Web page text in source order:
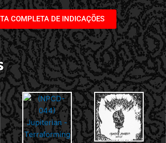
COMPLETA DE INDICAÇÕES